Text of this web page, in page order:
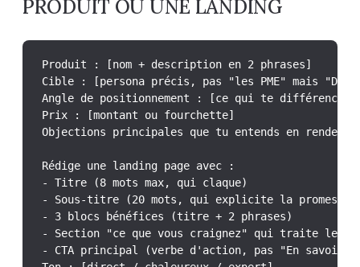
PRODUIT OU UNE LANDING
Produit : [nom + description en 2 phrases]
Cible : [persona précis, pas "les PME" mais "DAF
Angle de positionnement : [ce qui te différencie
Prix : [montant ou fourchette]
Objections principales que tu entends en
Rédige une landing page avec :
- Titre (8 mots max, qui claque)
- Sous-titre (20 mots, qui explicite la promesse)
- 3 blocs bénéfices (titre + 2 phrases)
- Section "ce que vous craignez" qui traite les 3
- CTA principal (verbe d'action, pas "En savoir